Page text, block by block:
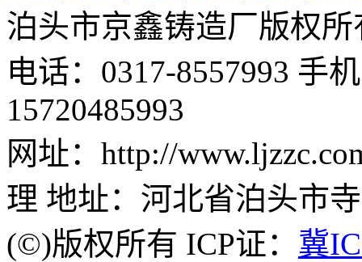
泊头市京鑫铸造厂版权所
电话：0317-8557993 手
15720485993
网址：http://
理 地址：河北省泊头市
(©)版权所有 ICP证： 冀